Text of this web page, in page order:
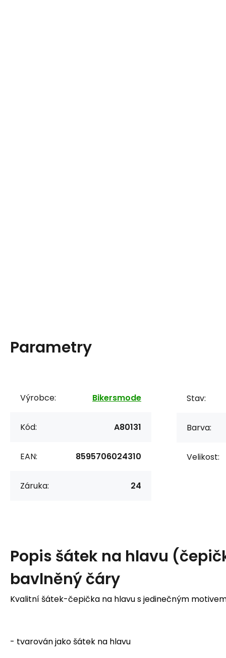
Parametry
Výrobce: Bikersmode
Kód: A80131
EAN: 8595706024310
Záruka: 24
Stav:
Barva:
Velikost:
Popis šátek na hlavu
bavlněný čáry
Kvalitní šátek-čepička na hlavu s jedinečným motivem
- tvarován jako šátek na hlavu